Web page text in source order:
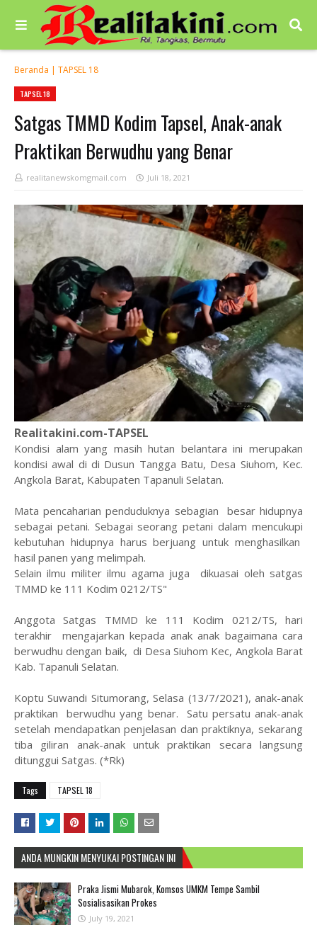
Beranda | TAPSEL 18
TAPSEL 18
Satgas TMMD Kodim Tapsel, Anak-anak
Praktikan Berwudhu yang Benar
realitanewskomgmail.com Juli 18, 2021
Realitakini.com-TAPSEL
Kondisi alam yang masih hutan belantara ini merupakan
kondisi awal di di Dusun Tangga Batu, Desa Siuhom, Kec.
Angkola Barat, Kabupaten Tapanuli Selatan.
Mata pencaharian penduduknya sebagian besar hidupnya
sebagai petani. Sebagai seorang petani dalam mencukupi
kebutuhan hidupnya harus berjuang untuk menghasilkan
hasil panen yang melimpah.
Selain ilmu militer ilmu agama juga dikuasai oleh satgas
TMMD ke 111 Kodim 0212/TS"
Anggota Satgas TMMD ke 111 Kodim 0212/TS, hari
terakhir mengajarkan kepada anak anak bagaimana cara
berwudhu dengan baik, di Desa Siuhom Kec, Angkola Barat
Kab. Tapanuli Selatan.
Koptu Suwandi Situmorang, Selasa (13/7/2021), anak-anak
praktikan berwudhu yang benar. Satu persatu anak-anak
setelah mendapatkan penjelasan dan praktiknya, sekarang
tiba giliran anak-anak untuk praktikan secara langsung
ditunggui Satgas. (*Rk)
Tags TAPSEL 18
ANDA MUNGKIN MENYUKAI POSTINGAN INI
Praka Jismi Mubarok, Komsos UMKM Tempe Sambil
Sosialisasikan Prokes
July 19, 2021